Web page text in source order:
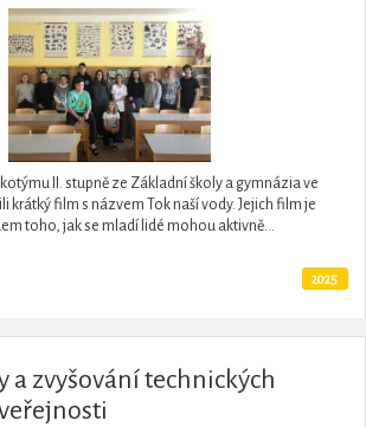
II. stupně ze Základní školy a gymnázia ve
krátký film s názvem Tok naší vody. Jejich film je
toho, jak se mladí lidé mohou aktivně...
2025
a zvyšování technických